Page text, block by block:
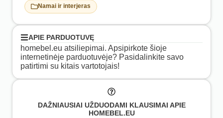
Namai ir interjeras
APIE PARDUOTUVĘ
homebel.eu atsiliepimai. Apsipirkote šioje
internetinėje parduotuvėje? Pasidalinkite savo
patirtimi su kitais vartotojais!
DAŽNIAUSIAI UŽDUODAMI KLAUSIMAI APIE
HOMEBEL.EU